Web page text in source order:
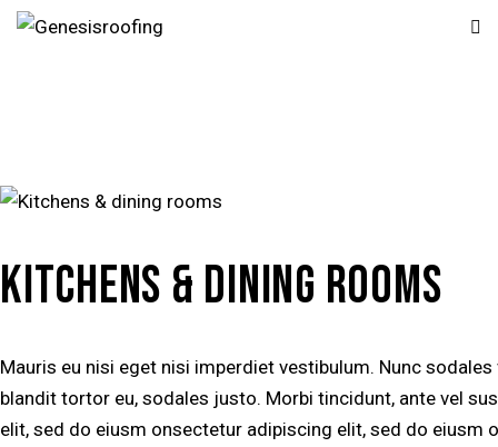
KITCHENS & DINING ROOMS
Mauris eu nisi eget nisi imperdiet vestibulum. Nunc
blandit tortor eu, sodales justo. Morbi tincidunt, ante vel
elit, sed do eiusm onsectetur adipiscing elit, sed do eiusm